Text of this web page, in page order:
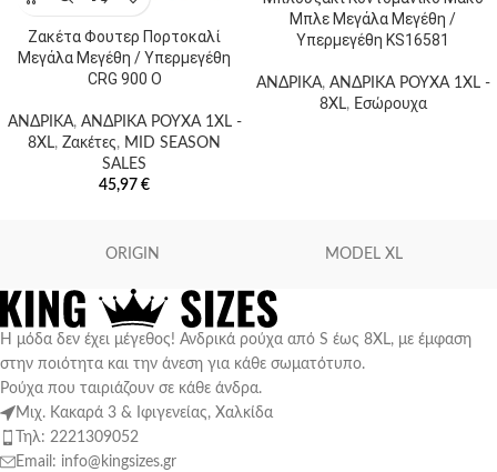
Ζακέτα Φουτερ Πορτοκαλί
Μεγάλα Μεγέθη / Υπερμεγέθη
CRG 900 O
ΑΝΔΡΙΚΑ, ΑΝΔΡΙΚΑ ΡΟΥΧΑ 1XL -
8XL, Ζακέτες, MID SEASON
SALES
45,97 €
Μπλε Μεγάλα Μεγέθη /
Υπερμεγέθη KS16581
ΑΝΔΡΙΚΑ, ΑΝΔΡΙΚΑ ΡΟΥΧΑ 1XL -
8XL, Εσώρουχα
ORIGIN MODEL XL
Η μόδα δεν έχει μέγεθος! Ανδρικά ρούχα από S έως 8XL, με έμφαση
στην ποιότητα και την άνεση για κάθε σωματότυπο.
Ρούχα που ταιριάζουν σε κάθε άνδρα.
Μιχ. Κακαρά 3 & Ιφιγενείας, Χαλκίδα
Τηλ: 2221309052
Email: info@kingsizes.gr